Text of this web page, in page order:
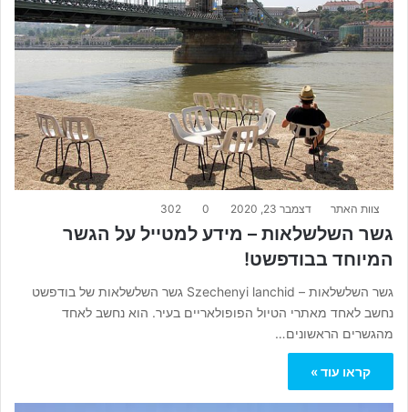
צוות האתר דצמבר 23, 2020 0
302
גשר השלשלאות – מידע למטייל על הגשר
המיוחד בבודפשט!
גשר השלשלאות – Szechenyi lanchid גשר השלשלאות של בודפשט
נחשב לאחד מאתרי הטיול הפופולאריים בעיר. הוא נחשב לאחד
מהגשרים הראשונים…
קראו עוד »